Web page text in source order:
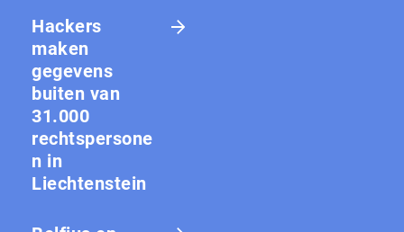
Hackers
maken
gegevens
buiten van
31.000
rechtspersone
n in
Liechtenstein